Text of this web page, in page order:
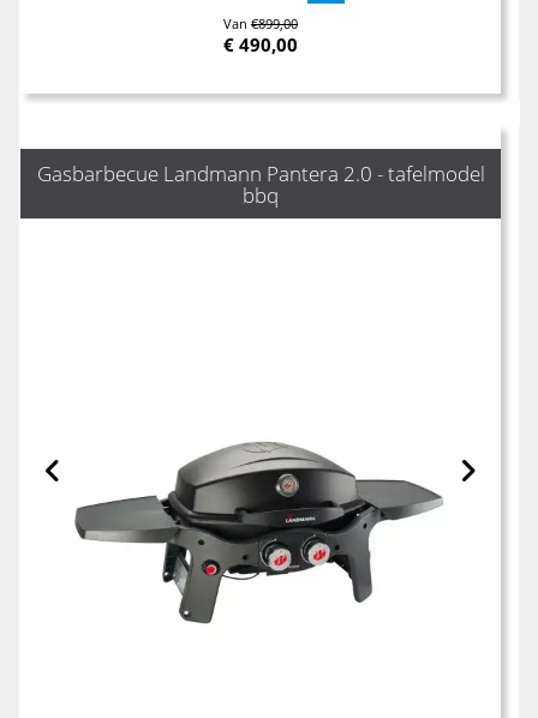
Van €899,00
€ 490,00
Gasbarbecue Landmann Pantera 2.0 - tafelmodel
bbq